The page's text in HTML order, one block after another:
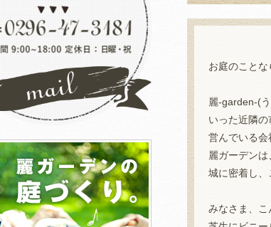
お庭のこと
麗-garden-(
いった近隣
営んでいる会
麗ガーデン
城に密着し、
みなさま、こ